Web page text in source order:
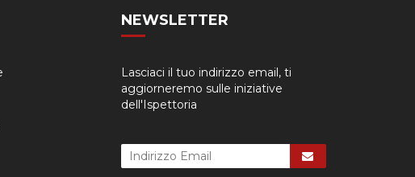
NEWSLETTER
Lasciaci il tuo indirizzo email, ti
aggiorneremo sulle iniziative
dell'Ispettoria